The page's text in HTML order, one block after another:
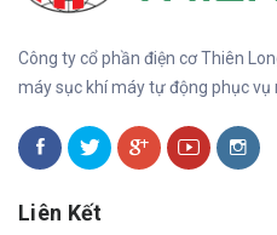
Công ty cổ phần điện cơ Thiên
máy sục khí máy tự động phục vụ
Liên Kết